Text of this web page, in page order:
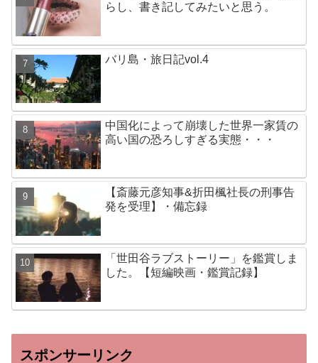
らし、書き記してみたいと思う。
バリ島・旅日記vol.4
中国化によって崩壊した世界一家賃の
高い国の恐ろしすぎる実態・・・
【斎藤元彦知事&折田楓社長の刑事告
発を受理】・備忘録
「世田谷ラブストーリー」を鑑賞しま
した。【短編映画・鑑賞記録】
スポンサーリンク